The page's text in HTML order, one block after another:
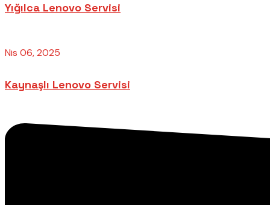
Yığılca Lenovo Servisi
Nis 06, 2025
Kaynaşlı Lenovo Servisi